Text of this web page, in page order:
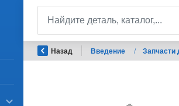
Назад Введение / Запчасти